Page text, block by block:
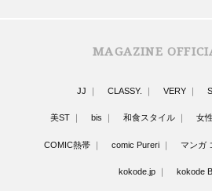
MAGAZINE
JJ CLASSY. VERY
美ST bis 和食スタイル 女
COMIC熱帯 comic Pureri マンガ
kokode.jp kokode